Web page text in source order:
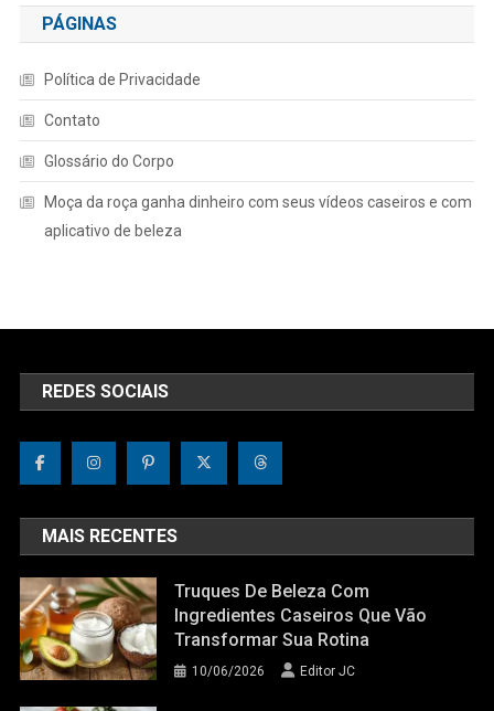
PÁGINAS
Política de Privacidade
Contato
Glossário do Corpo
Moça da roça ganha dinheiro com seus vídeos caseiros e com
aplicativo de beleza
REDES SOCIAIS
MAIS RECENTES
Truques De Beleza Com
Ingredientes Caseiros Que Vão
Transformar Sua Rotina
10/06/2026 Editor JC